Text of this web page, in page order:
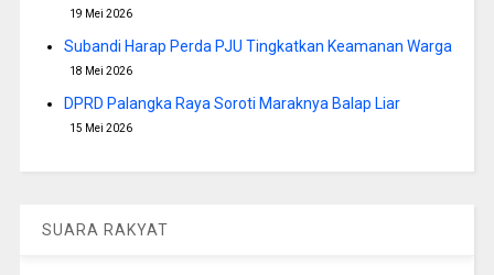
19 Mei 2026
Subandi Harap Perda PJU Tingkatkan Keamanan Warga
18 Mei 2026
DPRD Palangka Raya Soroti Maraknya Balap Liar
15 Mei 2026
SUARA RAKYAT